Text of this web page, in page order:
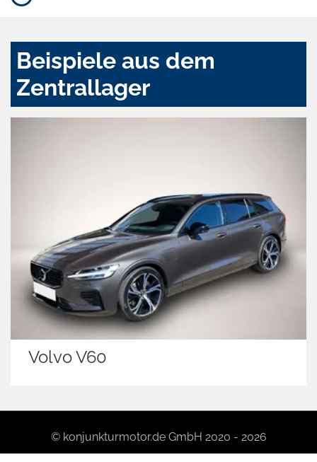
Beispiele aus dem
Zentrallager
Volvo V60
© konjunkturmotor.de GmbH 2020 - 2026